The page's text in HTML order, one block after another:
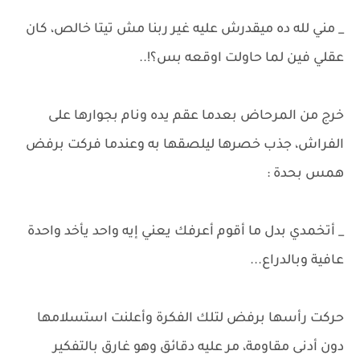
_ مني لله ده ميقدرش عليه غير ربنا مش تيتا خالص، كان
عقلي فين لما حاولت اوقعه بس؟!..
خرج من المرحاض بعدما عقم يده ونام بجوارها على
الفراش، جذب خصرها ليلصقها به وعندما فركت برفض
همس بحدة :
_ أتخمدي بدل ما أقوم أعرفك يعني إيه واحد يأخد واحدة
عافية وبالدراع...
حركت رأسها برفض لتلك الفكرة وأعلنت استسلامها
دون أدنى مقاومة، مر عليه دقائق وهو غارق بالتفكير